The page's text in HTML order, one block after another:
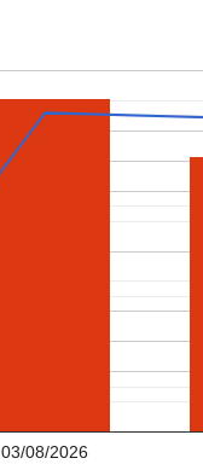
03/08/2026